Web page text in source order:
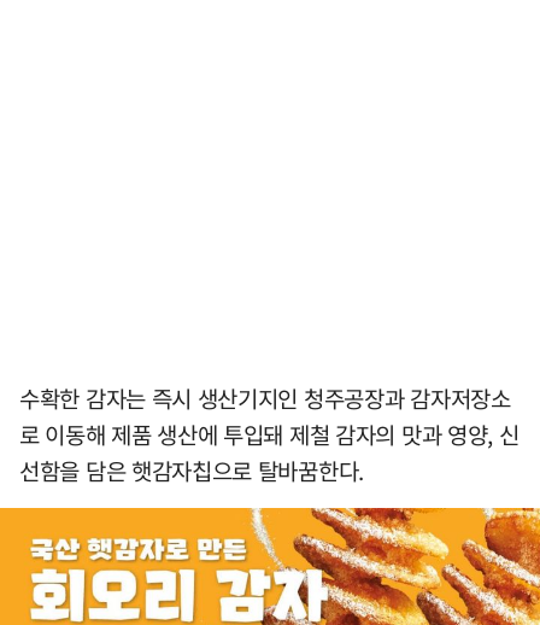
수확한 감자는 즉시 생산기지인 청주공장과 감자저장소
로 이동해 제품 생산에 투입돼 제철 감자의 맛과 영양, 신
선함을 담은 햇감자칩으로 탈바꿈한다.